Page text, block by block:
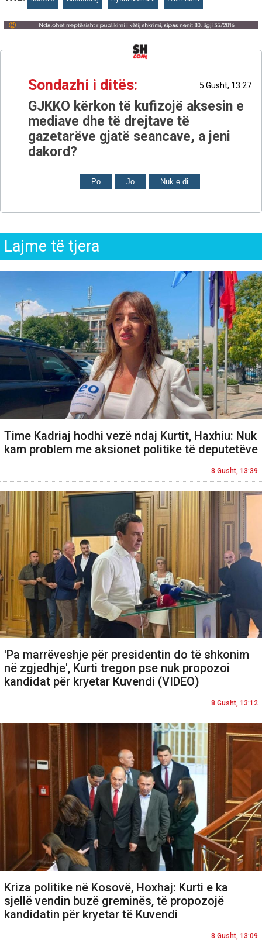
Sondazhi i ditës: 5 Gusht, 13:27
GJKKO kërkon të kufizojë aksesin e
mediave dhe të drejtave të
gazetarëve gjatë seancave, a jeni
dakord?
Po Jo Nuk e di
Lajme të tjera
Time Kadriaj hodhi vezë ndaj Kurtit, Haxhiu: Nuk
kam problem me aksionet politike të deputetëve
8 Gusht, 13:39
'Pa marrëveshje për presidentin do të shkonim
në zgjedhje', Kurti tregon pse nuk propozoi
kandidat për kryetar Kuvendi (VIDEO)
8 Gusht, 13:12
Kriza politike në Kosovë, Hoxhaj: Kurti e ka
sjellë vendin buzë greminës, të propozojë
kandidatin për kryetar të Kuvendi
8 Gusht, 13:09